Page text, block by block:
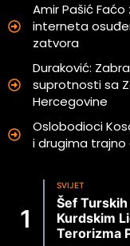
Amir Pašić
interneta
zatvora
Duraković:
suprotnosti sa
Hercegovine
Oslobodioci
i drugima trajno
SVIJET
Šef Turskih
Kurdskim
Terorizma